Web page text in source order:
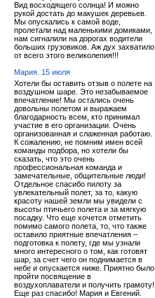
Вид восходящего солнца! И можно
рукой достать до макушек деревьев.
Мы опускались к самой воде,
пролетали над маленькими домиками,
нам сигналили на дорогах водители
больших грузовиков. Аж дух захватило
от всего этого великолепия!!!
Мария. 15 июля
Хотели бы оставить отзыв о полете на
воздушном шаре. Это незабываемое
впечатление! Мы остались очень
довольны полетом и выражаем
благодарность всем, кто принимал
участие в его организации. Очень
организованная и слаженная работаю.
К сожалению, не помним имен всей
команды подбора, но хотели бы
сказать, что это очень
профессиональная команда и
замечательные, общительные люди!
Отдельное спасибо пилоту за
увлекательный полет, за то, какую
красоту нашей земли мы увидели с
высоты птичьего полета и за мягкую
посадку. Что еще хочется отметить
помимо самого полета, то, что также
оставило приятные впечатления –
подготовка к полету, где мы узнали
много интересного о том, как готовят
шар, за счет чего он поднимается в
небе и опускается ниже. Приятно было
пройти посвящение в
воздухоплаватели и получить грамоту!
Еще раз спасибо! Мария и Евгений.